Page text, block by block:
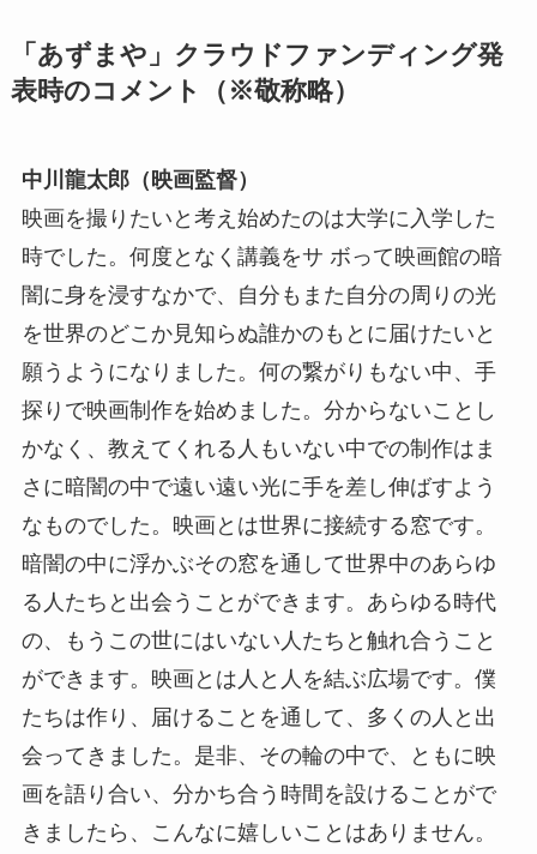
「あずまや」クラウドファンディング発
表時のコメント（※敬称略）
中川龍太郎（映画監督）
映画を撮りたいと考え始めたのは大学に入学した
時でした。何度となく講義をサ ボって映画館の暗
闇に身を浸すなかで、自分もまた自分の周りの光
を世界のどこか見知らぬ誰かのもとに届けたいと
願うようになりました。何の繋がりもない中、手
探りで映画制作を始めました。分からないことし
かなく、教えてくれる人もいない中での制作はま
さに暗闇の中で遠い遠い光に手を差し伸ばすよう
なものでした。映画とは世界に接続する窓です。
暗闇の中に浮かぶその窓を通して世界中のあらゆ
る人たちと出会うことができます。あらゆる時代
の、もうこの世にはいない人たちと触れ合うこと
ができます。映画とは人と人を結ぶ広場です。僕
たちは作り、届けることを通して、多くの人と出
会ってきました。是非、その輪の中で、ともに映
画を語り合い、分かち合う時間を設けることがで
きましたら、こんなに嬉しいことはありません。